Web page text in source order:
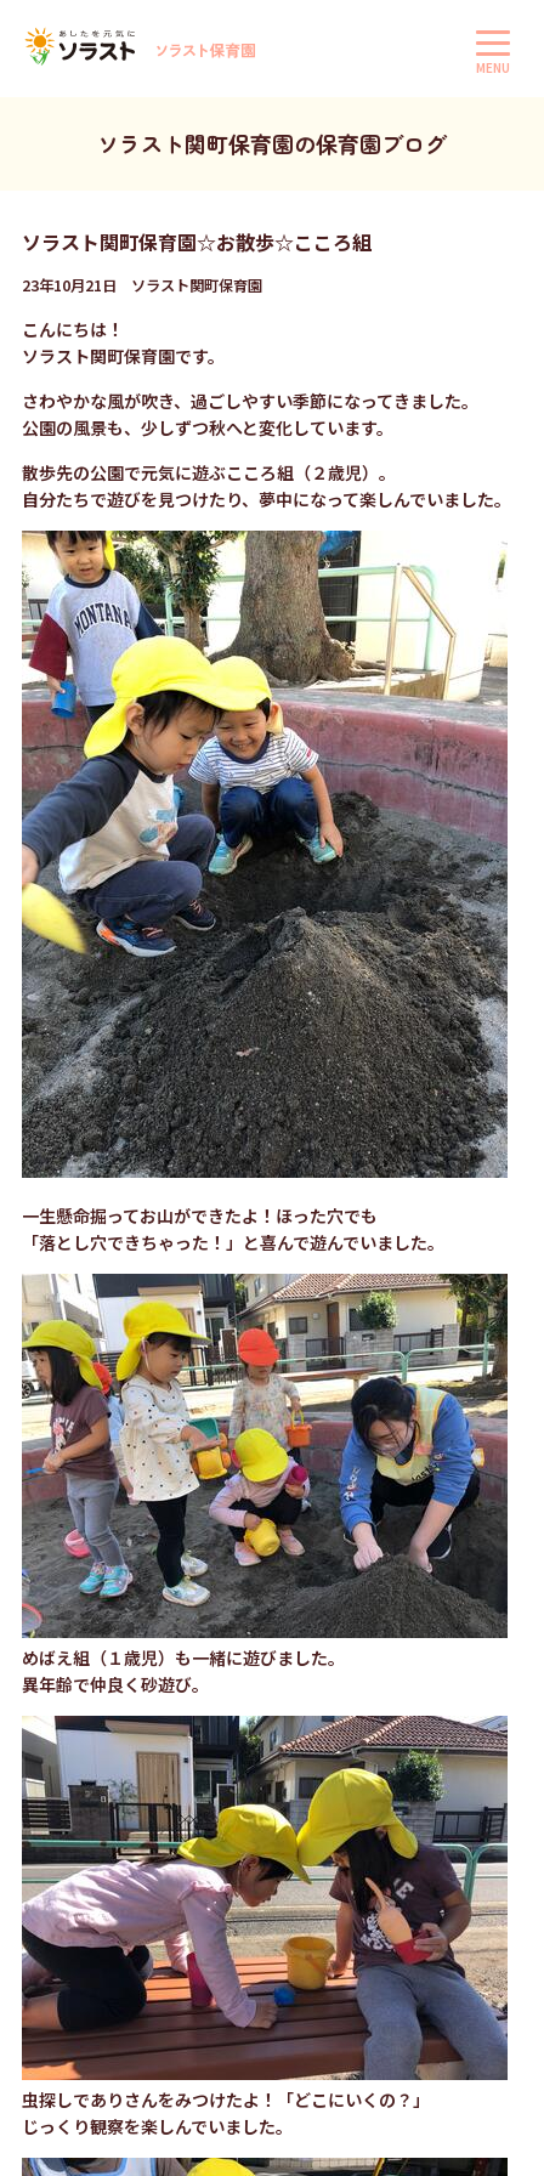
MENU
ソラスト関町保育園の保育園ブログ
ソラスト関町保育園☆お散歩☆こころ組
23年10月21日 ソラスト関町保育園
こんにちは！
ソラスト関町保育園です。
さわやかな風が吹き、過ごしやすい季節になってきました。
公園の風景も、少しずつ秋へと変化しています。
散歩先の公園で元気に遊ぶこころ組（２歳児）。
自分たちで遊びを見つけたり、夢中になって楽しんでいました。
一生懸命掘ってお山ができたよ！ほった穴でも
「落とし穴できちゃった！」と喜んで遊んでいました。
めばえ組（１歳児）も一緒に遊びました。
異年齢で仲良く砂遊び。
虫探しでありさんをみつけたよ！「どこにいくの？」
じっくり観察を楽しんでいました。